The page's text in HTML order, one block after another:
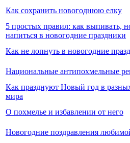
Как сохранить новогоднюю елку
5 простых правил: как выпивать,
напиться в новогодние праздники
Как не лопнуть в новогодние
Национальные антипохмельные
Как празднуют Новый год в
мира
О похмелье и избавлении от него
Новогодние поздравления